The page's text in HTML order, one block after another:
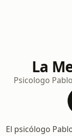
La
Psicologo
El psicólogo